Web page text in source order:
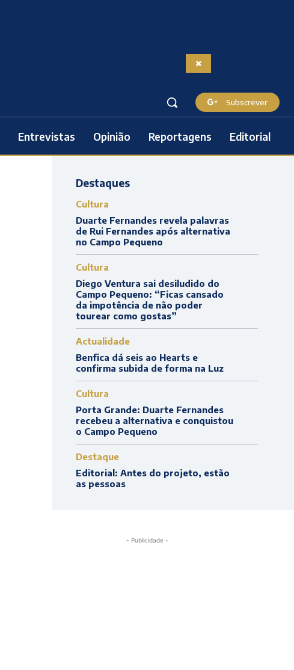
Subscrever
Entrevistas Opinião Reportagens Editorial
Destaques
Cultura
Duarte Fernandes revela palavras
de Rui Fernandes após alternativa
no Campo Pequeno
Cultura
Diego Ventura sai desiludido do
Campo Pequeno: “Ficas cansado
da impotência de não poder
tourear como gostas”
Actualidade
Benfica dá seis ao Hearts e
confirma subida de forma na Luz
Cultura
Porta Grande: Duarte Fernandes
recebeu a alternativa e conquistou
o Campo Pequeno
Destaque
Editorial: Antes do projeto, estão
as pessoas
- Publicidade -